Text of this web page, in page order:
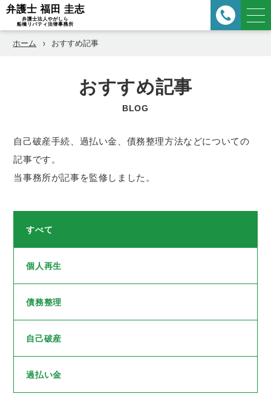
ホーム おすすめ記事
おすすめ記事
BLOG
自己破産手続、過払い金、債務整理方法などについての
記事です。
当事務所が記事を監修しました。
すべて
個人再生
債務整理
自己破産
過払い金